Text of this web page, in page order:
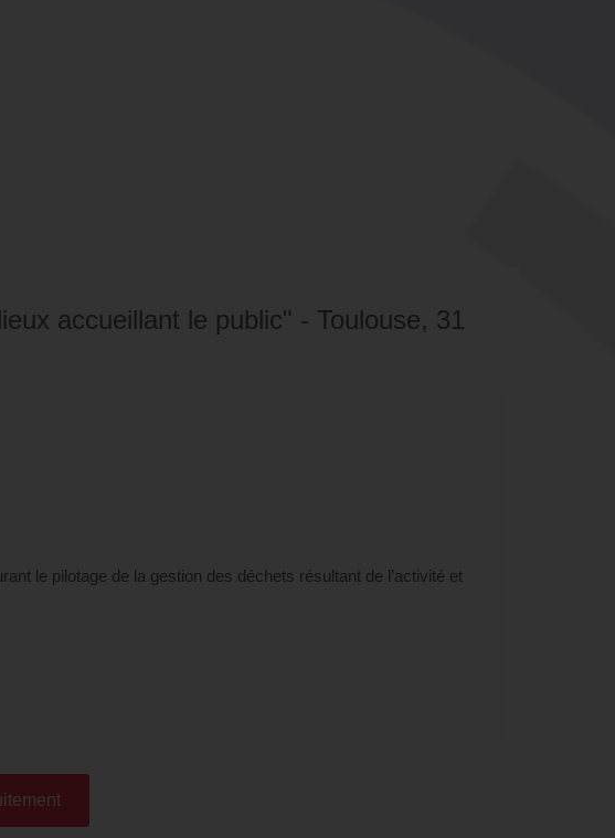
accueillant le public" - Toulouse, 31
le pilotage de la gestion des déchets résultant de l’activité et